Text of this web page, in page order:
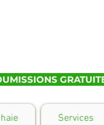
Services